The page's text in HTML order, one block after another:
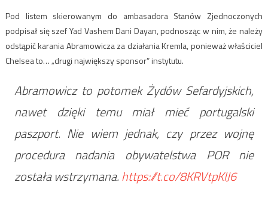
Pod listem skierowanym do ambasadora Stanów Zjednoczonych
podpisał się szef Yad Vashem Dani Dayan, podnosząc w nim, że należy
odstąpić karania Abramowicza za działania Kremla, ponieważ właściciel
Chelsea to… „drugi największy sponsor” instytutu.
Abramowicz to potomek Żydów Sefardyjskich,
nawet dzięki temu miał mieć portugalski
paszport. Nie wiem jednak, czy przez wojnę
procedura nadania obywatelstwa POR nie
została wstrzymana.https://t.co/8KRVtpKlJ6